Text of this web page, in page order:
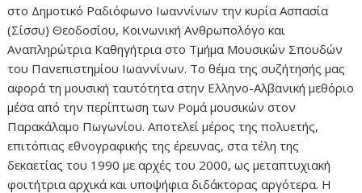
στο Δημοτικό Ραδιόφωνο Ιωαννίνων την κυρία Ασπασία
(Σίσσυ) Θεοδοσίου, Κοινωνική Ανθρωπολόγο και
Αναπληρώτρια Καθηγήτρια στο Τμήμα Μουσικών Σπουδών
του Πανεπιστημίου Ιωαννίνων. Το θέμα της συζήτησής μας
αφορά τη μουσική ταυτότητα στην Ελληνο-Αλβανική μεθόριο
μέσα από την περίπτωση των Ρομά μουσικών στον
Παρακάλαμο Πωγωνίου. Αποτελεί μέρος της πολυετής,
επιτόπιας εθνογραφικής της έρευνας, στα τέλη της
δεκαετίας του 1990 με αρχές του 2000, ως μεταπτυχιακή
φοιτήτρια αρχικά και υποψήφια διδάκτορας αργότερα. Η